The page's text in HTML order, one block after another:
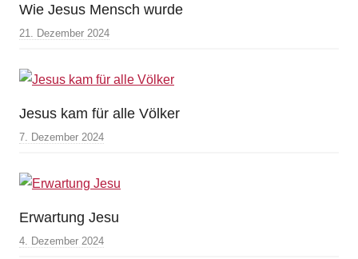
Wie Jesus Mensch wurde
21. Dezember 2024
Jesus kam für alle Völker
7. Dezember 2024
Erwartung Jesu
4. Dezember 2024